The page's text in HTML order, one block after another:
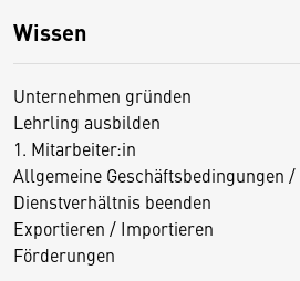
Wissen
Unternehmen gründen
Lehrling ausbilden
1. Mitarbeiter:in
Allgemeine Geschäftsbedingungen /
Dienstverhältnis beenden
Exportieren / Importieren
Förderungen